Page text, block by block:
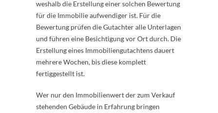
weshalb die Erstellung einer solchen Bewertung
für die Immobilie aufwendiger ist. Für die
Bewertung prüfen die Gutachter alle Unterlagen
und führen eine Besichtigung vor Ort durch. Die
Erstellung eines Immobiliengutachtens dauert
mehrere Wochen, bis diese komplett
fertiggestellt ist.
Wer nur den Immobilienwert der zum Verkauf
stehenden Gebäude in Erfahrung bringen